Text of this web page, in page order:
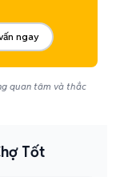
ngay
quan tâm và thắc
Tốt